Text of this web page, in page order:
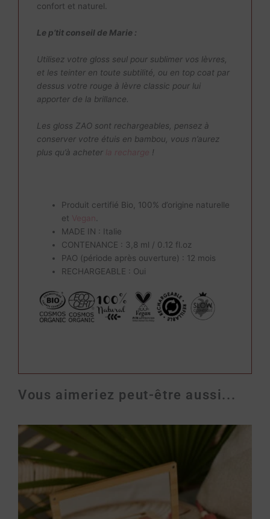
confort et naturel.
Le p’tit conseil de Marie :
Utilisez votre gloss seul pour sublimer vos lèvres,
et les teinter en toute subtilité, ou en top coat par
dessus votre rouge à lèvre classic pour lui
apporter de la brillance.
Les gloss ZAO sont rechargeables, pensez à
conserver votre étuis en bambou, vous n’aurez
plus qu’à acheter la recharge !
Produit certifié Bio, 100% d’origine naturelle
et Vegan.
MADE IN : Italie
CONTENANCE : 3,8 ml / 0.12 fl.oz
PAO (période après ouverture) : 12 mois
RECHARGEABLE : Oui
Vous aimeriez peut-être aussi...